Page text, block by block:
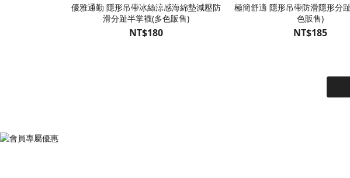
優雅通勤 隱形吊帶冰絲涼感海綿墊減壓防
滑分趾半掌襪(多色販售)
NT$180
極簡舒適 隱形吊帶防滑隱形分
色販售)
NT$185